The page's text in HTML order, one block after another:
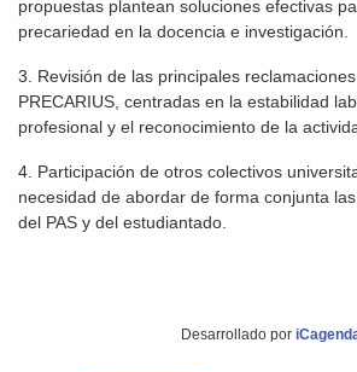
propuestas plantean soluciones efectivas
precariedad en la docencia e investigación.
3. Revisión de las principales
PRECARIUS, centradas en la estabilidad
profesional y el reconocimiento de la
4. Participación de otros colectivos
necesidad de abordar de forma conjunta
del PAS y del estudiantado.
Desarrollado por